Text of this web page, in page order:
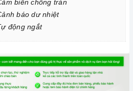
dư nhiệt:Bếp cảnh báo người dùng
nóng, giảm thiểu khả năng rủi ro bị
tránh nguy cơ cháy nổ, hoả
biến chống tràn
báo dư nhiệt
động ngắt